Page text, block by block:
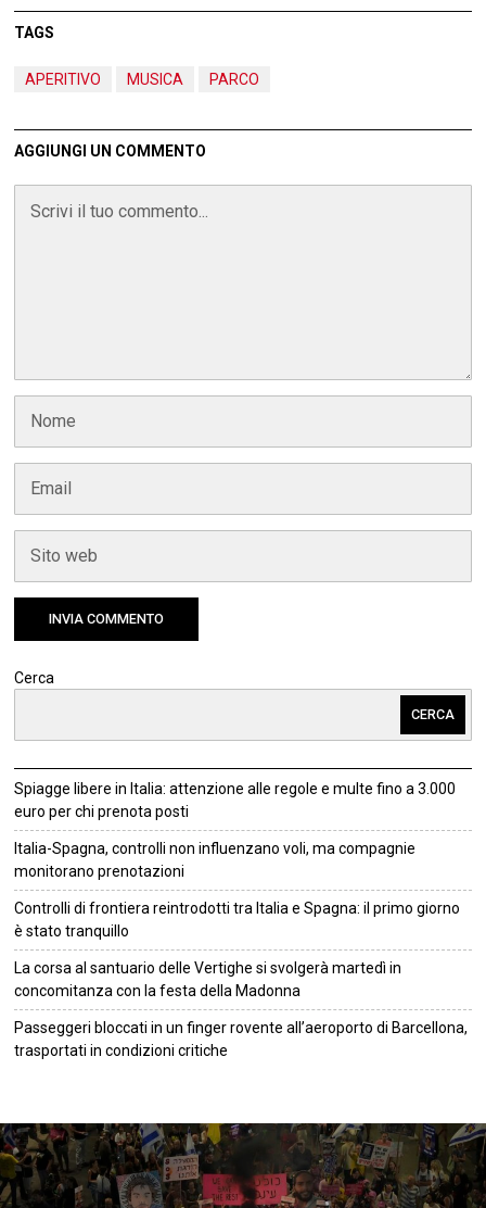
TAGS
APERITIVO MUSICA PARCO
AGGIUNGI UN COMMENTO
Cerca
CERCA
Spiagge libere in Italia: attenzione alle regole e multe fino a 3.000
euro per chi prenota posti
Italia-Spagna, controlli non influenzano voli, ma compagnie
monitorano prenotazioni
Controlli di frontiera reintrodotti tra Italia e Spagna: il primo giorno
è stato tranquillo
La corsa al santuario delle Vertighe si svolgerà martedì in
concomitanza con la festa della Madonna
Passeggeri bloccati in un finger rovente all’aeroporto di Barcellona,
trasportati in condizioni critiche